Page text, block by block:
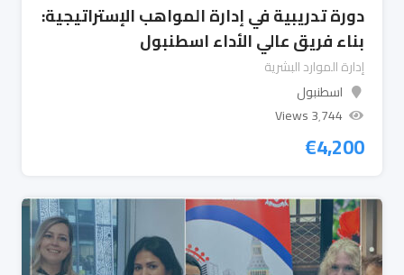
دورة تدريبية في إدارة المواهب الإستراتيجية:
بناء فريق عالي الأداء اسطنبول
إدارة الموارد البشرية
اسطنبول
3٬744 Views
€4,200